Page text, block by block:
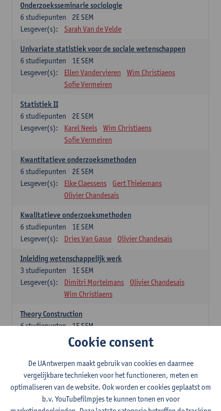
Onderzoeksseminarie sociologie
2E SEM
6 studiepunten
Lesgever(s):
Sarah Van de Velde
Univariate statistiek voor de sociale wetenschappen
1E SEM
6 studiepunten
Lesgever(s):
Ellen Vandervieren
Wim Christiaens
Sofie Vermeiren
Statistiek II
2E SEM
6 studiepunten
Lesgever(s):
Karel Neels
Wim Christiaens
Sofie Vermeiren
Kwantitatieve onderzoeksmethoden
2E SEM
6 studiepunten
Lesgever(s):
Elke Claessens
Gert Thielemans
Olivier Chandesais
Kwalitatieve onderzoeksmethoden
1E SEM
6 studiepunten
Lesgever(s):
Dries Van Gasse Olivier Chandesais
Inleiding wetenschappelijk werk
1E SEM
3 studiepunten
Lesgever(s):
Dimitri Mortelmans
Olivier Chandesais
Wim Christiaens
Theory Construction
1E SEM
6studiepunten
Reda Mahajar
Algemeen vormende opleidingsonderdelen (15
studiepunten)
Sociale ongelijkheid: klasse, gender, etniciteit
1E SEM
3
studiepunten
Cookie consent
De UAntwerpen maakt gebruik van cookies en daarmee
vergelijkbare technieken voor het functioneren, meten en
optimaliseren van de website. Ook worden er cookies geplaatst om
b.v. YouTubefilmpjes te kunnen tonen en voor